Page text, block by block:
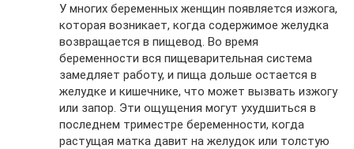
У многих беременных женщин появляется изжога,
которая возникает, когда содержимое желудка
возвращается в пищевод. Во время
беременности вся пищеварительная система
замедляет работу, и пища дольше остается в
желудке и кишечнике, что может вызвать изжогу
или запор. Эти ощущения могут ухудшиться в
последнем триместре беременности, когда
растущая матка давит на желудок или толстую